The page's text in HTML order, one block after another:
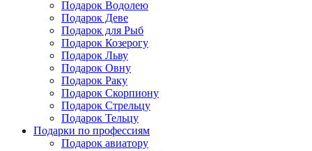
Подарок Водолею
Подарок Деве
Подарок для Рыб
Подарок Козерогу
Подарок Льву
Подарок Овну
Подарок Раку
Подарок Скорпиону
Подарок Стрельцу
Подарок Тельцу
Подарки по профессиям
Подарок авиатору